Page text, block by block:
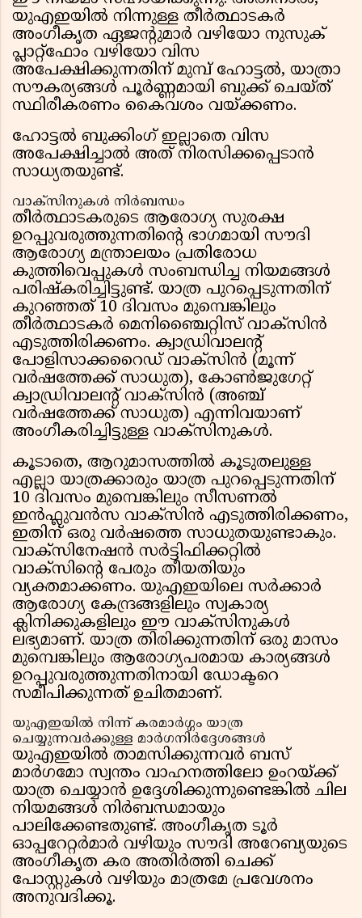
യുഎഇയിൽ നിന്നുള്ള തീർത്ഥാടകർ
അംഗീകൃത ഏജന്റുമാർ വഴിയോ നുസുക്
പ്ലാറ്റ്‌ഫോം വഴിയോ വിസ
അപേക്ഷിക്കുന്നതിന് മുമ്പ് ഹോട്ടൽ, യാത്രാ
സൗകര്യങ്ങൾ പൂർണ്ണമായി ബുക്ക് ചെയ്ത്
സ്ഥിരീകരണം കൈവശം വയ്ക്കണം.
ഹോട്ടൽ ബുക്കിംഗ് ഇല്ലാതെ വിസ
അപേക്ഷിച്ചാൽ അത് നിരസിക്കപ്പെടാൻ
സാധ്യതയുണ്ട്.
വാക്സിനുകൾ നിർബന്ധം
തീർത്ഥാടകരുടെ ആരോഗ്യ സുരക്ഷ
ഉറപ്പുവരുത്തുന്നതിന്റെ ഭാഗമായി സൗദി
ആരോഗ്യ മന്ത്രാലയം പ്രതിരോധ
കുത്തിവെപ്പുകൾ സംബന്ധിച്ച നിയമങ്ങൾ
പരിഷ്കരിച്ചിട്ടുണ്ട്. യാത്ര പുറപ്പെടുന്നതിന്
കുറഞ്ഞത് 10 ദിവസം മുമ്പെങ്കിലും
തീർത്ഥാടകർ മെനിഞ്ചൈറ്റിസ് വാക്സിൻ
എടുത്തിരിക്കണം. ക്വാഡ്രിവാലന്റ്
പോളിസാക്കറൈഡ് വാക്സിൻ (മൂന്ന്
വർഷത്തേക്ക് സാധുത), കോൺജുഗേറ്റ്
ക്വാഡ്രിവാലന്റ് വാക്സിൻ (അഞ്ച്
വർഷത്തേക്ക് സാധുത) എന്നിവയാണ്
അംഗീകരിച്ചിട്ടുള്ള വാക്സിനുകൾ.
കൂടാതെ, ആറുമാസത്തിൽ കൂടുതലുള്ള
എല്ലാ യാത്രക്കാരും യാത്ര പുറപ്പെടുന്നതിന്
10 ദിവസം മുമ്പെങ്കിലും സീസണൽ
ഇൻഫ്ലുവൻസ വാക്സിൻ എടുത്തിരിക്കണം,
ഇതിന് ഒരു വർഷത്തെ സാധുതയുണ്ടാകും.
വാക്സിനേഷൻ സർട്ടിഫിക്കറ്റിൽ
വാക്സിന്റെ പേരും തീയതിയും
വ്യക്തമാക്കണം. യുഎഇയിലെ സർക്കാർ
ആരോഗ്യ കേന്ദ്രങ്ങളിലും സ്വകാര്യ
ക്ലിനിക്കുകളിലും ഈ വാക്സിനുകൾ
ലഭ്യമാണ്. യാത്ര തിരിക്കുന്നതിന് ഒരു മാസം
മുമ്പെങ്കിലും ആരോഗ്യപരമായ കാര്യങ്ങൾ
ഉറപ്പുവരുത്തുന്നതിനായി ഡോക്ടറെ
സമീപിക്കുന്നത് ഉചിതമാണ്.
യുഎഇയിൽ നിന്ന് കരമാർഗ്ഗം യാത്ര
ചെയ്യുന്നവർക്കുള്ള മാർഗനിർദ്ദേശങ്ങൾ
യുഎഇയിൽ താമസിക്കുന്നവർ ബസ്
മാർഗമോ സ്വന്തം വാഹനത്തിലോ ഉംറയ്ക്ക്
യാത്ര ചെയ്യാൻ ഉദ്ദേശിക്കുന്നുണ്ടെങ്കിൽ ചില
നിയമങ്ങൾ നിർബന്ധമായും
പാലിക്കേണ്ടതുണ്ട്. അംഗീകൃത ടൂർ
ഓപ്പറേറ്റർമാർ വഴിയും സൗദി അറേബ്യയുടെ
അംഗീകൃത കര അതിർത്തി ചെക്ക്
പോസ്റ്റുകൾ വഴിയും മാത്രമേ പ്രവേശനം
അനുവദിക്കൂ.